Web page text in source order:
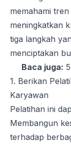
memahami
meningkatkan
tiga langkah
menciptakan
Baca juga:
1. Berikan
Karyawan
Pelatihan ini
Membangun
terhadap